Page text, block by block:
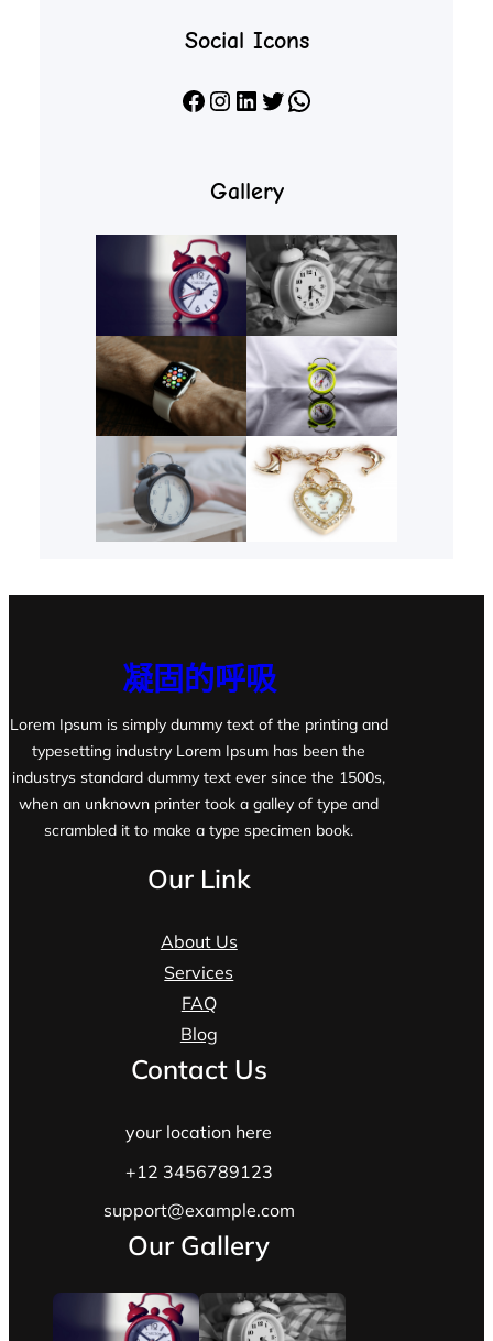
Social Icons
Facebook Instagram LinkedIn X WhatsApp
Gallery
凝固的呼吸
Lorem Ipsum is simply dummy text of the printing and
typesetting industry Lorem Ipsum has been the
industrys standard dummy text ever since the 1500s,
when an unknown printer took a galley of type and
scrambled it to make a type specimen book.
Our Link
About Us
Services
FAQ
Blog
Contact Us
your location here
+12 3456789123
support@example.com
Our Gallery